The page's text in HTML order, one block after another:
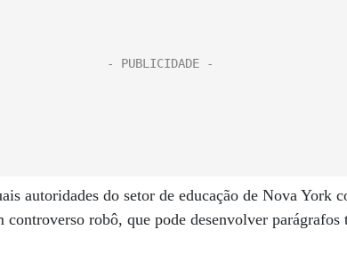
autoridades do setor de educação de Nova York
controverso robô, que pode desenvolver parágrafos